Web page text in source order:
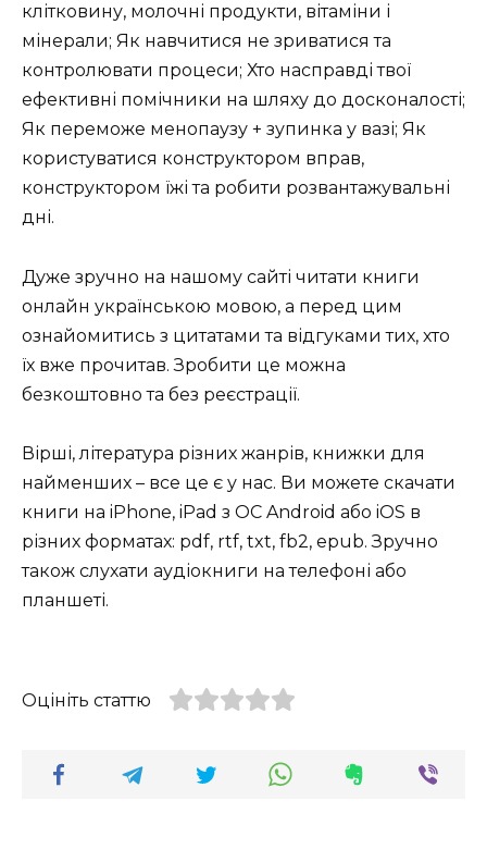
клітковину, молочні продукти, вітаміни і
мінерали; Як навчитися не зриватися та
контролювати процеси; Хто насправді твої
ефективні помічники на шляху до досконалості;
Як переможе менопаузу + зупинка у вазі; Як
користуватися конструктором вправ,
конструктором їжі та робити розвантажувальні
дні.
Дуже зручно на нашому сайті читати книги
онлайн українською мовою, а перед цим
ознайомитись з цитатами та відгуками тих, хто
їх вже прочитав. Зробити це можна
безкоштовно та без реєстрації.
Вірші, література різних жанрів, книжки для
найменших – все це є у нас. Ви можете скачати
книги на iPhone, iPad з ОС Android або iOS в
різних форматах: pdf, rtf, txt, fb2, epub. Зручно
також слухати аудіокниги на телефоні або
планшеті.
Оцініть статтю